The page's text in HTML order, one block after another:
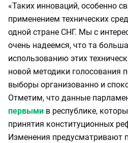
«Таких инноваций, особенно
применением технических
одной стране СНГ. Мы с
очень надеемся, что та
использованию этих
новой методики голосования
выборы организованно и
Отметим, что данные
первыми в республике,
принятия конституционных
Изменения предусматривают